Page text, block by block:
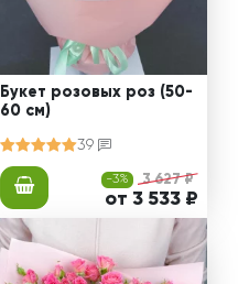
Букет розовых роз (50-
60 см)
39
-3% 3 627 ₽
от 3 533 ₽